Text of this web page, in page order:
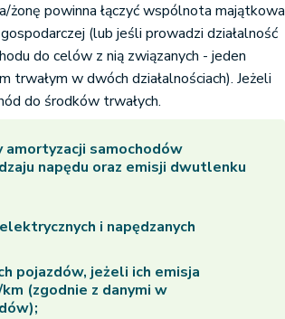
powinna łączyć wspólnota majątkowa
(lub jeśli prowadzi działalność
do celów z nią związanych - jeden
trwałym w dwóch działalnościach). Jeżeli
do środków trwałych.
samochodów
napędu oraz emisji dwutlenku
i napędzanych
pojazdów, jeżeli ich emisja
(zgodnie z danymi w